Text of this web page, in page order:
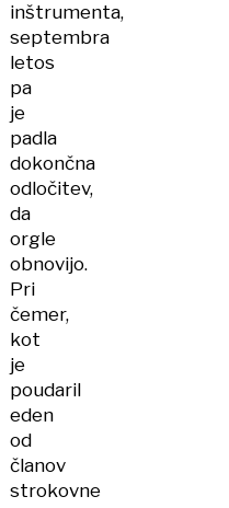
inštrumenta,
septembra
letos
pa
je
padla
dokončna
odločitev,
da
orgle
obnovijo.
Pri
čemer,
kot
je
poudaril
eden
od
članov
strokovne